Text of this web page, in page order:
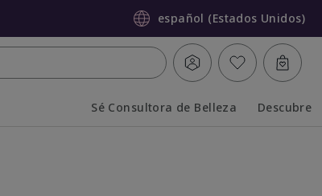
español (Estados Unidos)
Sé Consultora de Belleza Descubre